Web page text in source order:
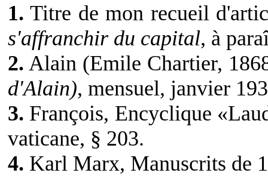
1. Titre de mon recueil
s'affranchir du capital, à
2. Alain (Emile Chartier,
d'Alain), mensuel, janvier
3. François, Encyclique
vaticane, § 203.
4. Karl Marx, Manuscrits de